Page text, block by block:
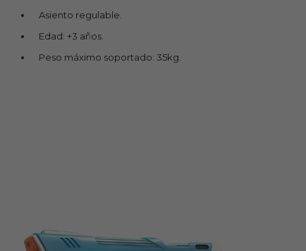
Asiento regulable.
Edad: +3 años.
Peso máximo soportado: 35kg.